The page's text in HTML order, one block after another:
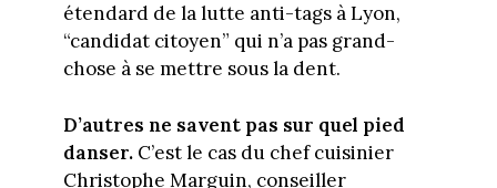
étendard de la lutte anti-tags à Lyon,
“candidat citoyen” qui n’a pas grand-
chose à se mettre sous la dent.
D’autres ne savent pas sur quel pied
danser. C’est le cas du chef cuisinier
Christophe Marguin, conseiller